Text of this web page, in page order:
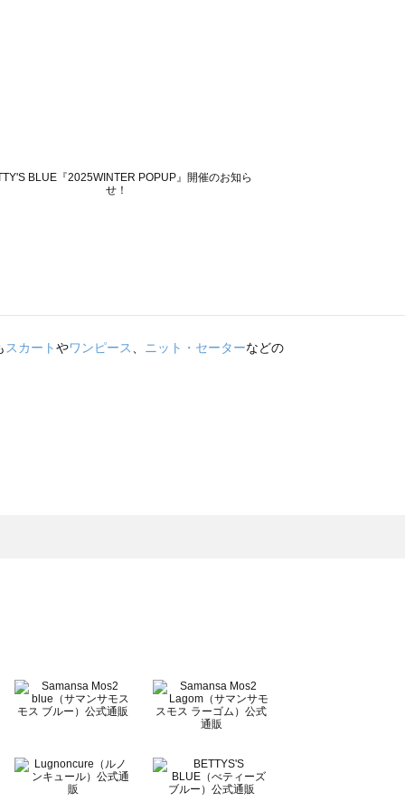
スカートやワンピース、 ニット・セーターなどの